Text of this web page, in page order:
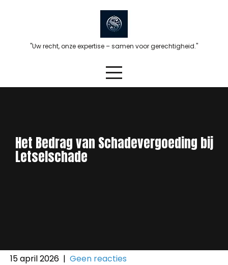
"Uw recht, onze expertise – samen voor gerechtigheid."
Het Bedrag van Schadevergoeding bij
Letselschade
15 april 2026 | Geen reacties